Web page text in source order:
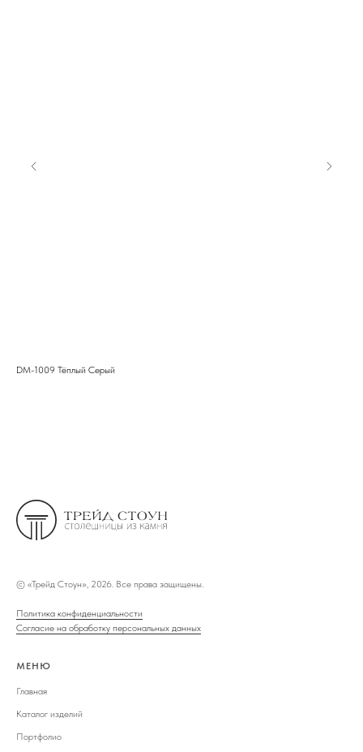
DM-1009 Тёплый Серый
© «Трейд Стоун», 2026. Все права защищены.
Политика конфиденциальности
Согласие на обработку персональных данных
МЕНЮ
Главная
Каталог изделий
Портфолио